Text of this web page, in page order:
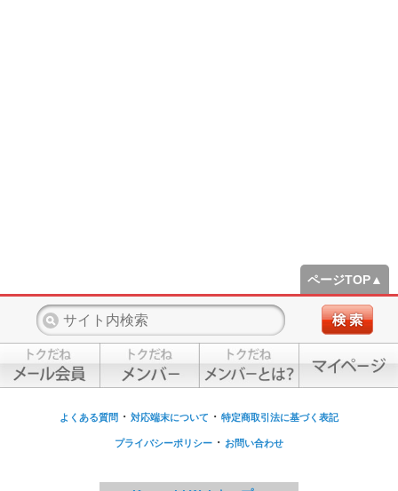
ページTOP▲
よくある質問 ・ 対応端末について ・ 特定商取引法に基づく表記
プライバシーポリシー ・ お問い合わせ